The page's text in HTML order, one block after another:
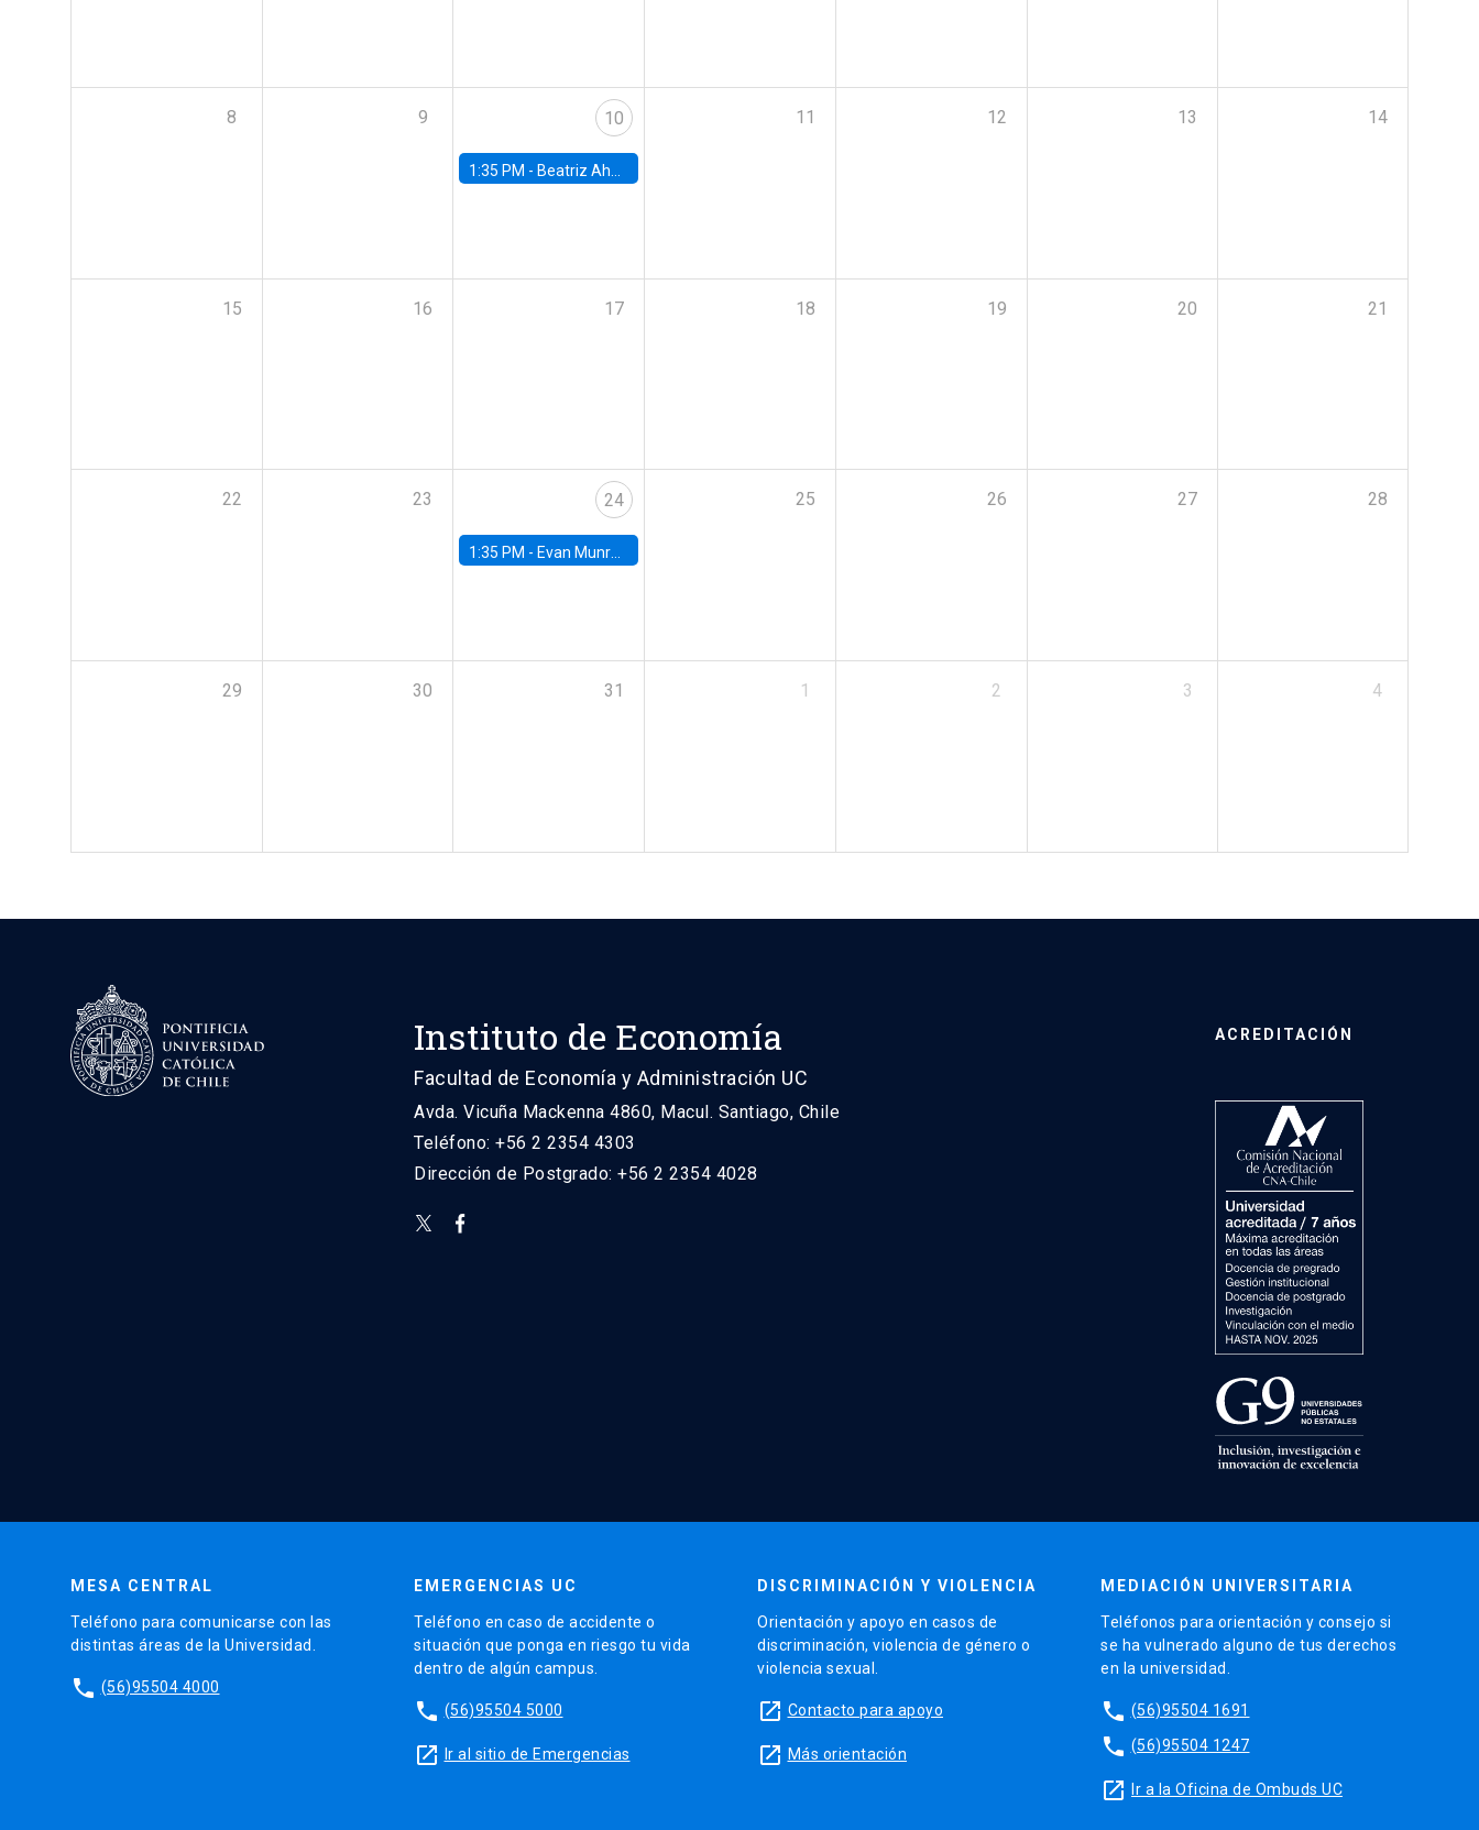
8 9 10
1:35 PM - Beatriz Ahumada, PhD candidate, Universidad de Pittsburgh
11 12 13 14
15 16 17 18 19 20 21
22 23 24
1:35 PM - Evan Munro, Neyman Visiting Assistant Professor in the Department of Statistics at UC Berkeley
25 26 27 28
29 30 31 1 2 3 4
Instituto de Economía
Facultad de Economía y Administración UC
Avda. Vicuña Mackenna 4860, Macul. Santiago, Chile
Teléfono: +56 2 2354 4303
Dirección de Postgrado: +56 2 2354 4028
ACREDITACIÓN
MESA CENTRAL
Teléfono para comunicarse con las
distintas áreas de la Universidad.
phone (56)95504 4000
EMERGENCIAS UC
Teléfono en caso de accidente o
situación que ponga en riesgo tu vida
dentro de algún campus.
phone (56)95504 5000
launch Ir al sitio de Emergencias
DISCRIMINACIÓN Y VIOLENCIA
Orientación y apoyo en casos de
discriminación, violencia de género o
violencia sexual.
launch Contacto para apoyo
launch Más orientación
MEDIACIÓN UNIVERSITARIA
Teléfonos para orientación y consejo si
se ha vulnerado alguno de tus derechos
en la universidad.
phone (56)95504 1691
phone (56)95504 1247
launch Ir a la Oficina de Ombuds UC